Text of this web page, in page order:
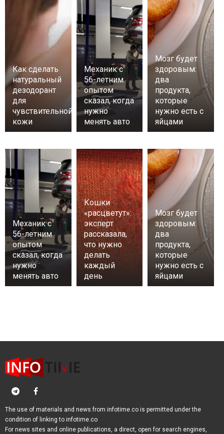
Как сделать
натуральный
дезодорант
для
чувствительной
кожи
Механик с
56-летним
опытом
сказал, когда
нужно
менять авто
Мозг будет
здоровым:
два
продукта,
которые
нужно есть с
яйцами
Механик с
56-летним
опытом
сказал, когда
нужно
менять авто
Кошки
«расцветут»:
эксперт
рассказала,
что нужно
делать
каждый
день
Мозг будет
здоровым:
два
продукта,
которые
нужно есть с
яйцами
The use of materials and news from infotime.co is permitted under the
condition of linking to infotime.co
For news sites and online publications, a direct, open for search engines,